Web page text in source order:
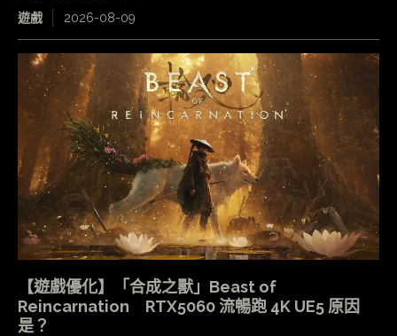
遊戲 2026-08-09
【遊戲優化】「合成之獸」Beast of
Reincarnation RTX5060 流暢跑 4K UE5 原因
是？